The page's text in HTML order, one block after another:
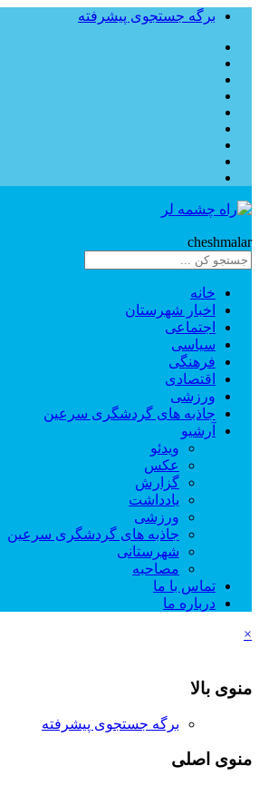
برگه جستجوی پیشرفته
cheshmalar
خانه
اخبار شهرستان
اجتماعی
سیاسی
فرهنگی
اقتصادی
ورزشی
جاذبه های گردشگری سرعین
آرشیو
ویدئو
عکس
گزارش
یادداشت
ورزشی
جاذبه های گردشگری سرعین
شهرستانی
مصاحبه
تماس با ما
درباره ما
×
منوی بالا
برگه جستجوی پیشرفته
منوی اصلی